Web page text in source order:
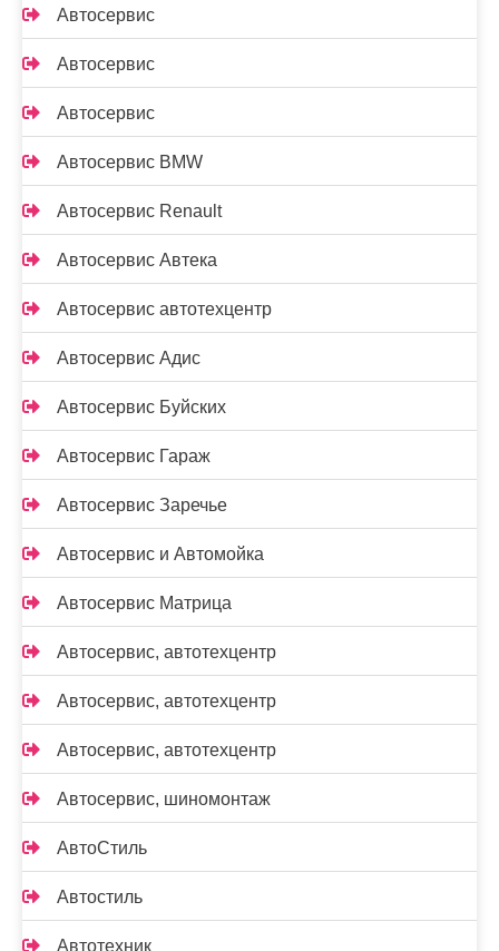
Автосервис
Автосервис
Автосервис
Автосервис BMW
Автосервис Renault
Автосервис Автека
Автосервис автотехцентр
Автосервис Адис
Автосервис Буйских
Автосервис Гараж
Автосервис Заречье
Автосервис и Автомойка
Автосервис Матрица
Автосервис, автотехцентр
Автосервис, автотехцентр
Автосервис, автотехцентр
Автосервис, шиномонтаж
АвтоСтиль
Автостиль
Автотехник